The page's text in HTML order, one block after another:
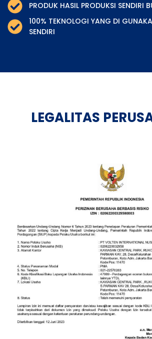
PRODUK HASIL PRODUKSI SENDIRI
100% TEKNOLOGI YANG DI
SENDIRI
LEGALITAS